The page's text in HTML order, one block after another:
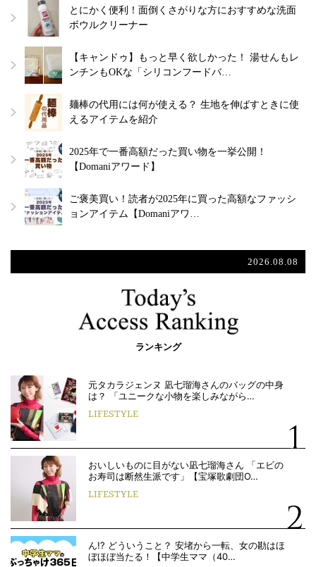
とにかく便利！面倒くさがりな方におすすめな洗面
ボウルクリーナー
【キャンドゥ】もっと早く欲しかった！ 湯せんもレ
ンチンもOKな「シリコンフードバ…
麺棒の代用には何が使える？ 生地を伸ばすときに使
えるアイテムを紹介
2025年で一番高額だった買い物を一挙公開！
【Domaniアワード】
ご褒美買い！読者が2025年に買った高額なファッシ
ョンアイテム【Domaniアワ…
2026.08.08
ランキング
元タカラジェンヌ 凪七瑠海さんのバッグの中身
は？ 「ユニークな小物を楽しみながら…
LIFESTYLE
おいしいものに目がない凪七瑠海さん 「エビの
お寿司は断然生派です」【宝塚歌劇団O…
LIFESTYLE
ん!? どういうこと？ 安堵から一転、女の勘はほ
ぼほぼ当たる！【中学生ママ（40…